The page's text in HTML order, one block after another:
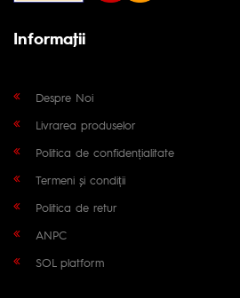
Informaţii
Despre Noi
Livrarea produselor
Politica de confidențialitate
Termeni și condiții
Politica de retur
ANPC
SOL platform